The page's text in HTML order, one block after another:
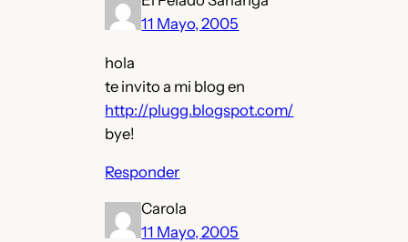
11 Mayo, 2005
hola
te invito a mi blog en
http://plugg.blogspot.com/
bye!
Responder
Carola
11 Mayo, 2005